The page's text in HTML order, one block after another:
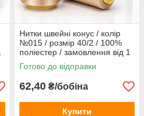
Нитки швейні конус / колір
№015 / розмір 40/2 / 100%
поліестер / замовлення від 1
бобіни
Готово до відправки
62,40 ₴/бобіна
Купити